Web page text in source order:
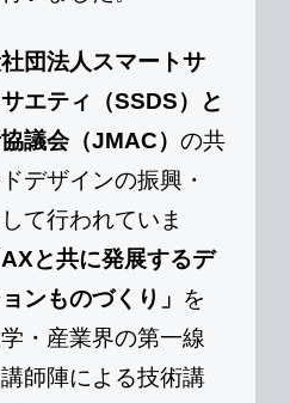
団法人スマートサ
エティ（SSDS）と
議会（JMAC） の共
デザインの振興・
て行われていま
AXと共に発展するデ
ンものづくり」 を
・産業界の第一線
師陣による技術講